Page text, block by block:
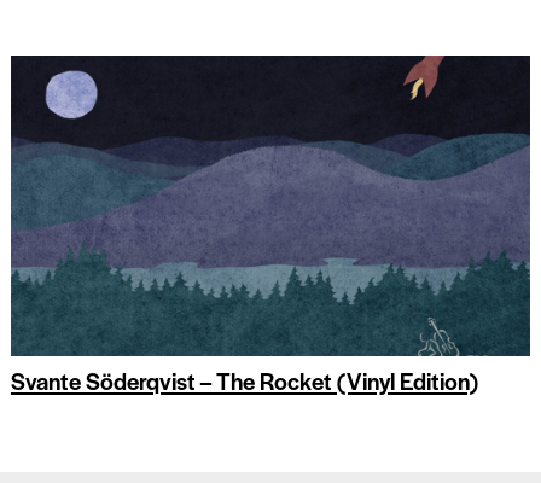
Svante Söderqvist – The Rocket (Vinyl Edition)